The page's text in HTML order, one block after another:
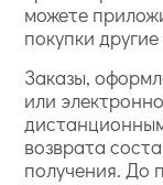
можете
покупки
Заказы,
или
возврата
получения. До